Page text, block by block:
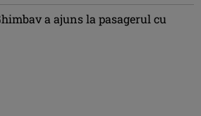
a ajuns la pasagerul cu